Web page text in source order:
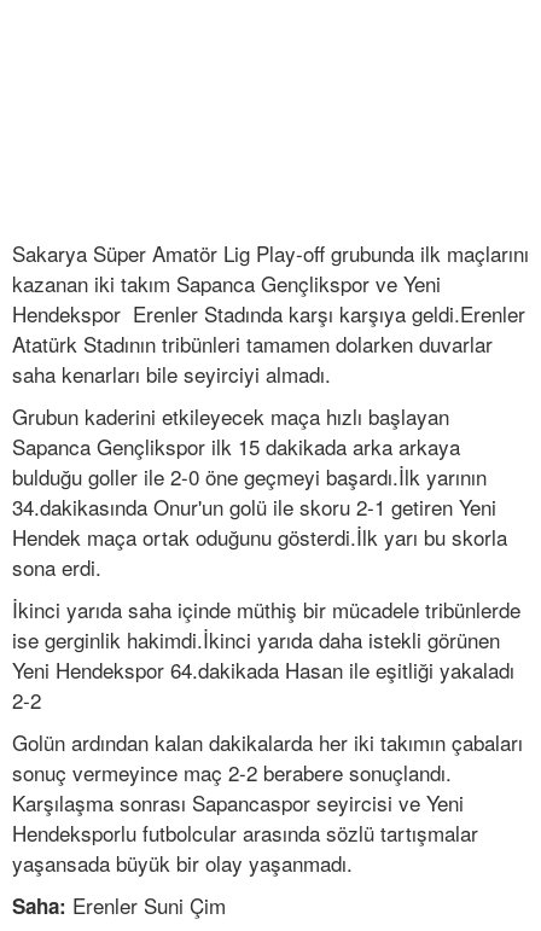
Sakarya Süper Amatör Lig Play-off grubunda ilk maçlarını
kazanan iki takım Sapanca Gençlikspor ve Yeni
Hendekspor Erenler Stadında karşı karşıya geldi.Erenler
Atatürk Stadının tribünleri tamamen dolarken duvarlar
saha kenarları bile seyirciyi almadı.
Grubun kaderini etkileyecek maça hızlı başlayan
Sapanca Gençlikspor ilk 15 dakikada arka arkaya
bulduğu goller ile 2-0 öne geçmeyi başardı.İlk yarının
34.dakikasında Onur'un golü ile skoru 2-1 getiren Yeni
Hendek maça ortak oduğunu gösterdi.İlk yarı bu skorla
sona erdi.
İkinci yarıda saha içinde müthiş bir mücadele tribünlerde
ise gerginlik hakimdi.İkinci yarıda daha istekli görünen
Yeni Hendekspor 64.dakikada Hasan ile eşitliği yakaladı
2-2
Golün ardından kalan dakikalarda her iki takımın çabaları
sonuç vermeyince maç 2-2 berabere sonuçlandı.
Karşılaşma sonrası Sapancaspor seyircisi ve Yeni
Hendeksporlu futbolcular arasında sözlü tartışmalar
yaşansada büyük bir olay yaşanmadı.
Saha: Erenler Suni Çim